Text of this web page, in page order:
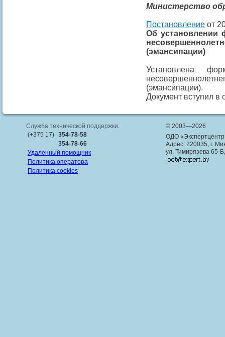
Министерство
Постановление от
Об установлении
(эмансипации)
Установлена
(эмансипации).
Документ вступил в
Служба технической поддержки:
(+375 17) 354-78-58
354-78-66
Удаленный помощник
Политика оператора
Политика cookies
© 2003—2026
ОДО
Адрес: 220035, г.
ул. Тимирязева 65-